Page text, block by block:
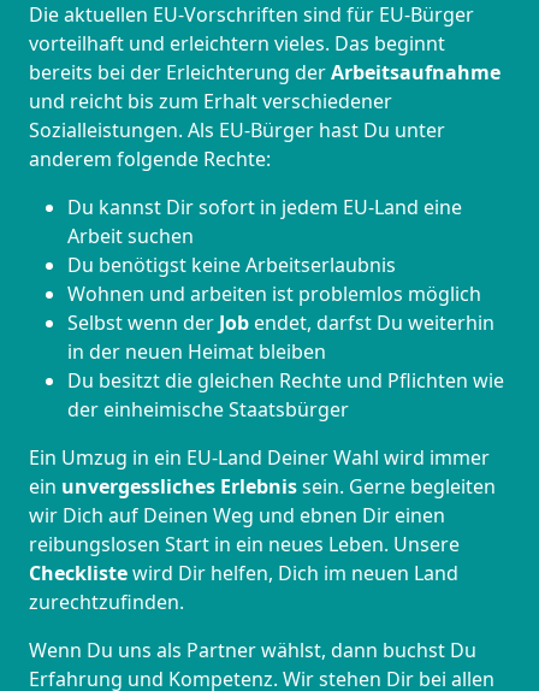
Die aktuellen EU-Vorschriften sind für EU-Bürger
vorteilhaft und erleichtern vieles. Das beginnt
bereits bei der Erleichterung derArbeitsaufnahme
und reicht bis zum Erhalt verschiedener
Sozialleistungen. Als EU-Bürger hast Du unter
anderem folgende Rechte:
Du kannst Dir sofort in jedem EU-Land eine
Arbeit suchen
Du benötigst keine Arbeitserlaubnis
Wohnen und arbeiten ist problemlos möglich
Selbst wenn der Jobendet, darfst Du weiterhin
in der neuen Heimat bleiben
Du besitzt die gleichen Rechte und Pflichten wie
der einheimische Staatsbürger
Ein Umzug in ein EU-Land Deiner Wahl wird immer
ein unvergessliches Erlebnissein. Gerne begleiten
wir Dich auf Deinen Weg und ebnen Dir einen
reibungslosen Start in ein neues Leben. Unsere
Checklistewird Dir helfen, Dich im neuen Land
zurechtzufinden.
Wenn Du uns als Partner wählst, dann buchst Du
Erfahrung und Kompetenz. Wir stehen Dir bei allen